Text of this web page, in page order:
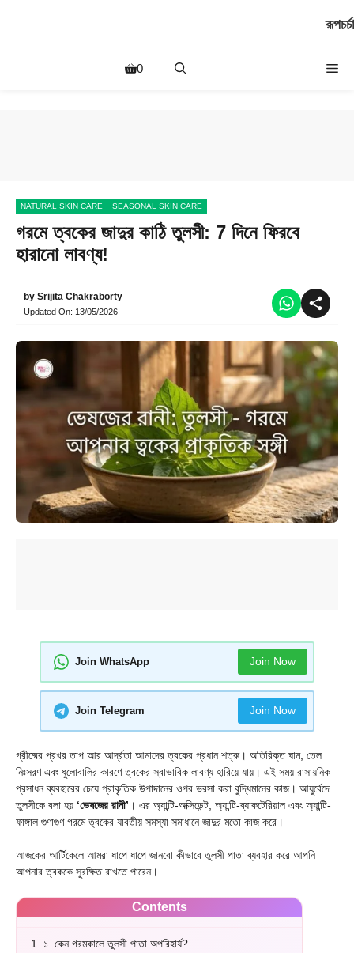
রূপচর্চা
0
NATURAL SKIN CARE SEASONAL SKIN CARE
গরমে ত্বকের জাদুর কাঠি তুলসী: 7 দিনে ফিরবে
হারানো লাবণ্য!
by Srijita Chakraborty
Updated On: 13/05/2026
Join WhatsApp Join Now
Join Telegram Join Now
গ্রীষ্মের প্রখর তাপ আর আর্দ্রতা আমাদের ত্বকের প্রধান শত্রু। অতিরিক্ত ঘাম, তেল
নিঃসরণ এবং ধুলোবালির কারণে ত্বকের স্বাভাবিক লাবণ্য হারিয়ে যায়। এই সময় রাসায়নিক
প্রসাধন ব্যবহারের চেয়ে প্রাকৃতিক উপাদানের ওপর ভরসা করা বুদ্ধিমানের কাজ। আয়ুর্বেদে
তুলসীকে বলা হয় ‘ভেষজের রানী’ । এর অ্যান্টি-অক্সিডেন্ট, অ্যান্টি-ব্যাকটেরিয়াল এবং অ্যান্টি-
ফাঙ্গাল গুণাগুণ গরমে ত্বকের যাবতীয় সমস্যা সমাধানে জাদুর মতো কাজ করে।
আজকের আর্টিকেলে আমরা ধাপে ধাপে জানবো কীভাবে তুলসী পাতা ব্যবহার করে আপনি
আপনার ত্বককে সুরক্ষিত রাখতে পারেন।
Contents
1. ১. কেন গরমকালে তুলসী পাতা অপরিহার্য?